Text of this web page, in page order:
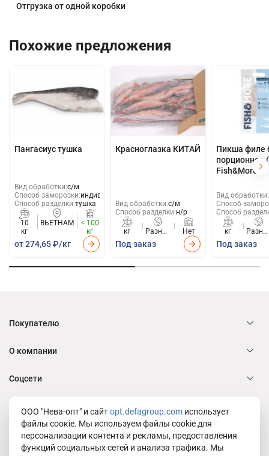
Отгрузка от одной коробки
Похожие предложения
Пангасиус тушка
Вид обработки:с/м
Способ заморозки:индивид
Способ разделки:тушка
10
кг
ВЬЕТНАМ
< 100
кг
от 274,65 ₽/кг
Красноглазка КИТАЙ
Вид обработки:с/м
Способ разделки:н/р
кг
Разные
Нет
Под заказ
Пикша филе
порционное
Fish&More
Вид обработки:
Способ
Способ
кг
Под заказ
Покупателю
О компании
Соцсети
Служба заботы Defa group
ООО "Нева-опт" и сайтopt.defagroup.com использует
файлы соокіе. Мы используем файлы cookie для
персонализации контента и рекламы, предоставления
функций социальных сетей и анализа трафика. Мы